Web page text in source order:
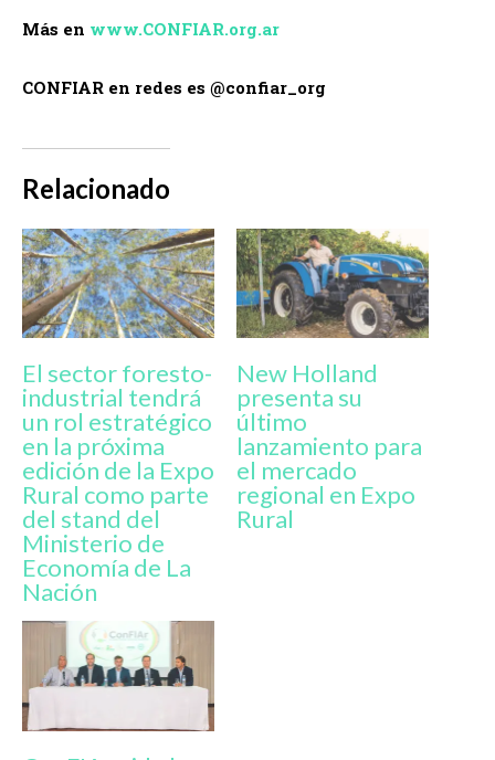
Más en www.CONFIAR.org.ar
CONFIAR en redes es @confiar_org
Relacionado
El sector foresto-
industrial tendrá
un rol estratégico
en la próxima
edición de la Expo
Rural como parte
del stand del
Ministerio de
Economía de La
Nación
New Holland
presenta su
último
lanzamiento para
el mercado
regional en Expo
Rural